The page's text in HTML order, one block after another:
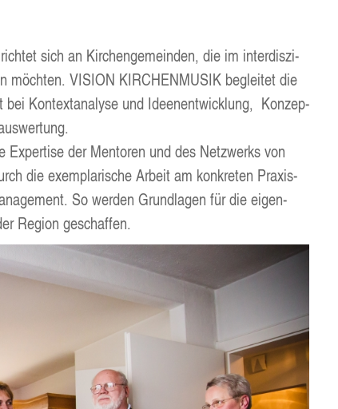
sich an Kir­chen­ge­mein­den, die im inter­dis­zi­
möch­ten. VISI­ON KIR­CHEN­MU­SIK beglei­tet die
bei Kon­text­ana­ly­se und Ideen­ent­wick­lung, Kon­zep­
der Men­to­ren und des Netz­werks von
die exem­pla­ri­sche Arbeit am kon­kre­ten Pra­xis­
So wer­den Grund­la­gen für die eigen­
Regi­on geschaffen.